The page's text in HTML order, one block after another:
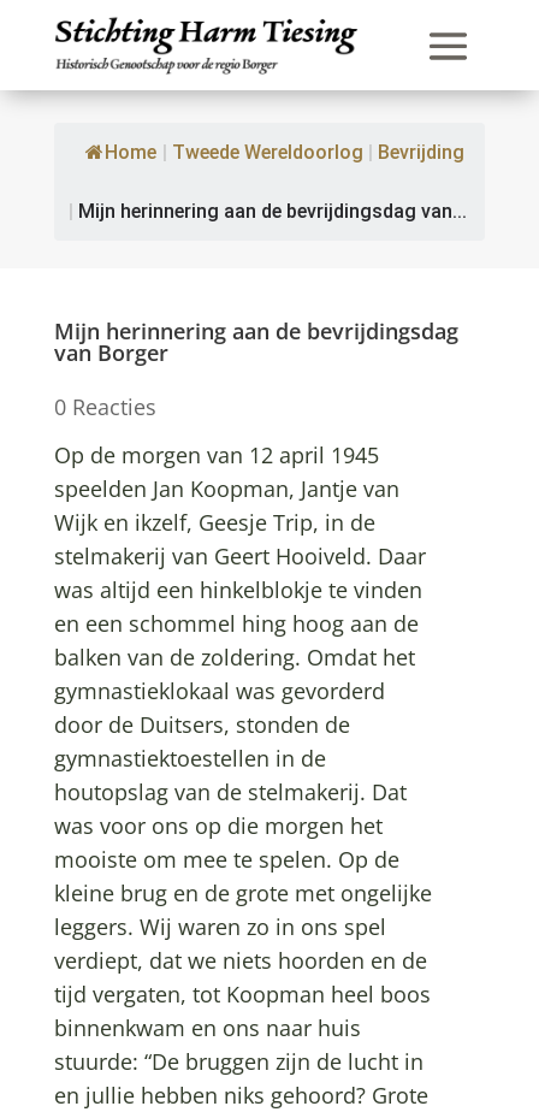
Home | Tweede Wereldoorlog | Bevrijding
| Mijn herinnering aan de bevrijdingsdag van...
Mijn herinnering aan de bevrijdingsdag
van Borger
0 Reacties
Op de morgen van 12 april 1945
speelden Jan Koopman, Jantje van
Wijk en ikzelf, Geesje Trip, in de
stelmakerij van Geert Hooiveld. Daar
was altijd een hinkelblokje te vinden
en een schommel hing hoog aan de
balken van de zoldering. Omdat het
gymnastieklokaal was gevorderd
door de Duitsers, stonden de
gymnastiektoestellen in de
houtopslag van de stelmakerij. Dat
was voor ons op die morgen het
mooiste om mee te spelen. Op de
kleine brug en de grote met ongelijke
leggers. Wij waren zo in ons spel
verdiept, dat we niets hoorden en de
tijd vergaten, tot Koopman heel boos
binnenkwam en ons naar huis
stuurde: “De bruggen zijn de lucht in
en jullie hebben niks gehoord? Grote